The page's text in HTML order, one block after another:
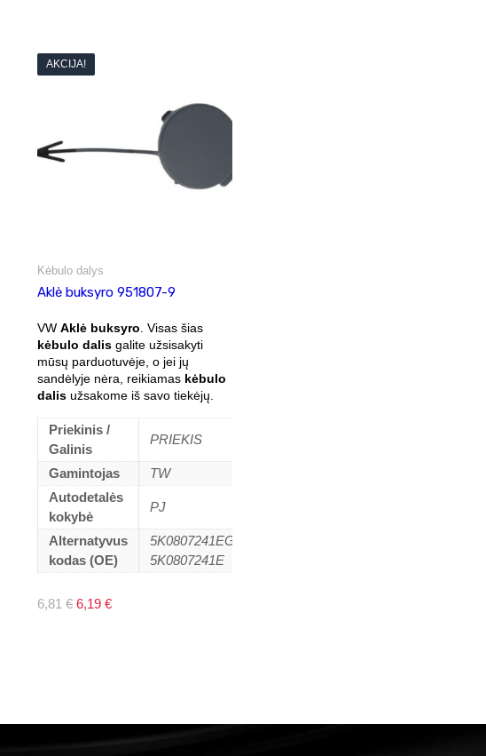
AKCIJA!
Kėbulo dalys
Aklė buksyro 951807-9
VW Aklė buksyro . Visas šias
kėbulo dalis galite užsisakyti
mūsų parduotuvėje, o jei jų
sandėlyje nėra, reikiamas kėbulo
dalis užsakome iš savo tiekėjų.
Priekinis /
Galinis
PRIEKIS
Gamintojas
TW
Autodetalės
kokybė
PJ
Alternatyvus
kodas (OE)
5K0807241EGRU,
5K0807241E
6,81 € Original
6,19 €Current